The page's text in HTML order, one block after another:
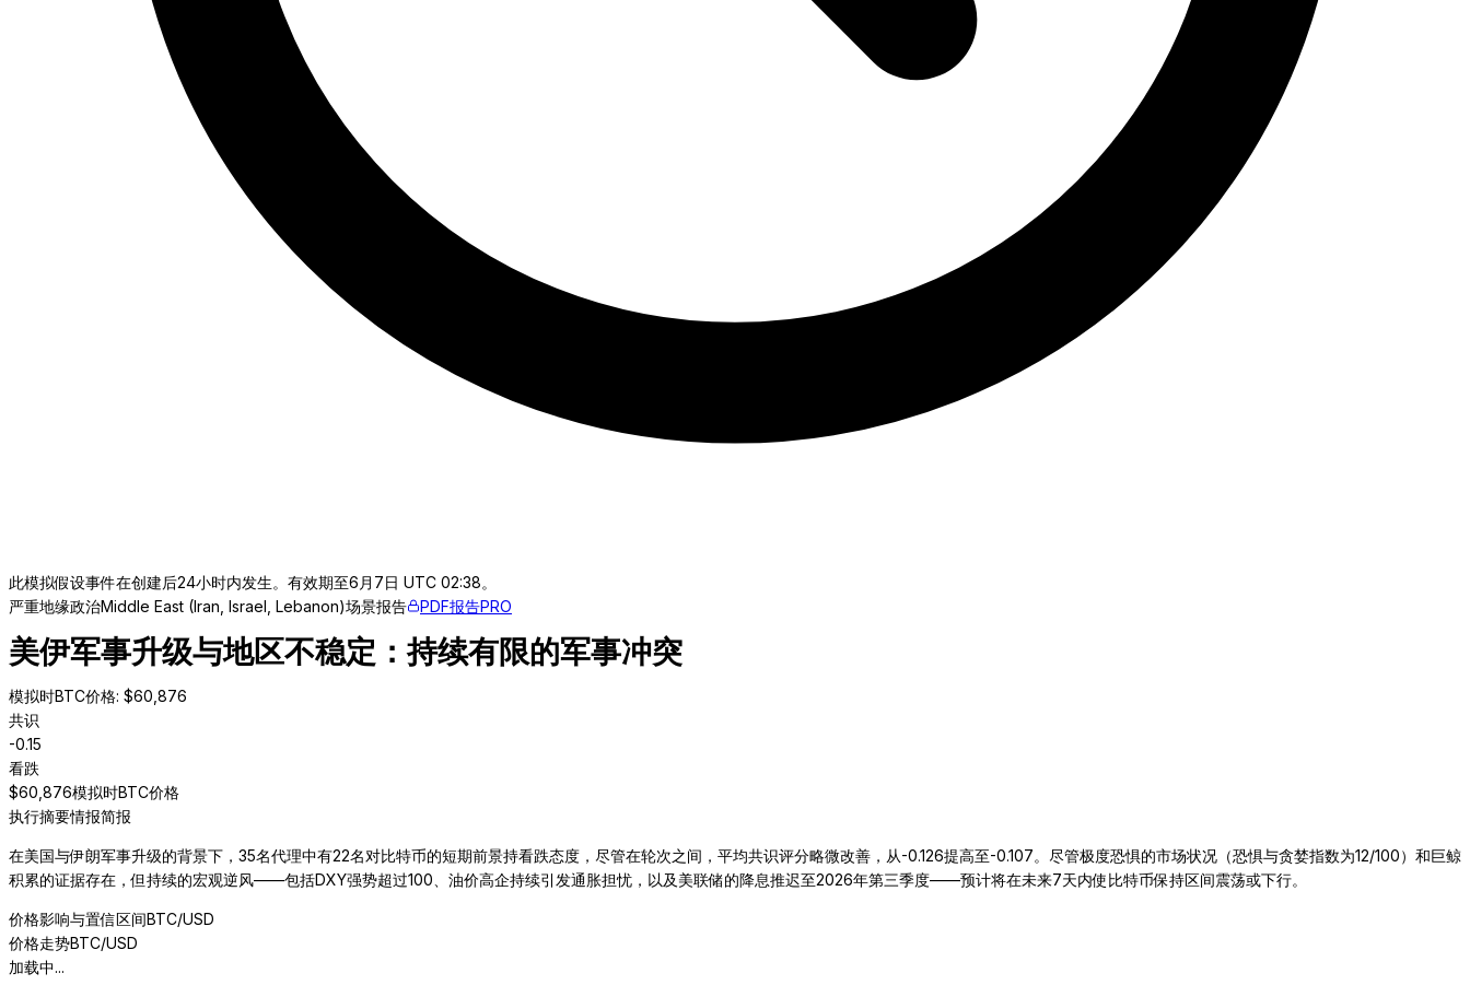
此模拟假设事件在创建后24小时内发生。有效期至6月7日 UTC 02:38。
严重地缘政治Middle East (Iran, Israel, Lebanon)场景报告 PDF报告PRO
美伊军事升级与地区不稳定：持续有限的军事冲突
模拟时BTC价格: $60,876
共识
-0.15
看跌
$60,876模拟时BTC价格
执行摘要情报简报
在美国与伊朗军事升级的背景下，35名代理中有22名对比特币的短期前景持看跌态度，尽管在轮次之间，平均共识评分略微改善，从-0.126提高至-0.107。尽管极度恐惧的市场状况（恐惧与贪婪指数为12/100）和巨鲸
积累的证据存在，但持续的宏观逆风——包括DXY强势超过100、油价高企持续引发通胀担忧，以及美联储的降息推迟至2026年第三季度——预计将在未来7天内使比特币保持区间震荡或下行。
价格影响与置信区间BTC/USD
价格走势BTC/USD
加载中...